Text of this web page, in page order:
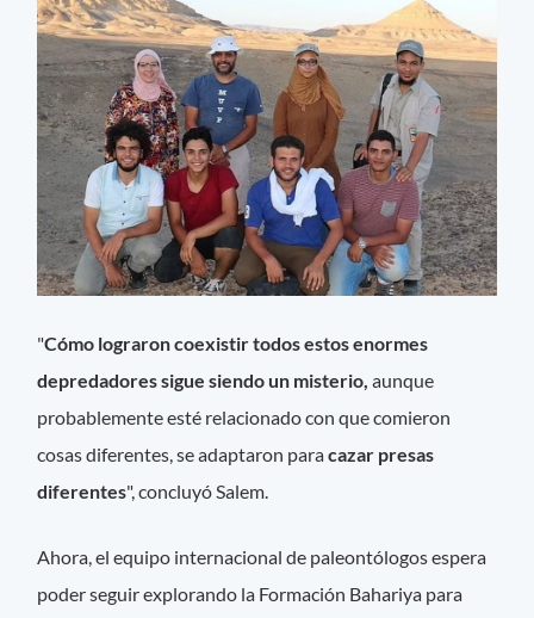
"Cómo lograron coexistir todos estos enormes
depredadores sigue siendo un misterio, aunque
probablemente esté relacionado con que comieron
cosas diferentes, se adaptaron paracazar presas
diferentes", concluyó Salem.
Ahora, el equipo internacional de paleontólogos espera
poder seguir explorando la Formación Bahariya para